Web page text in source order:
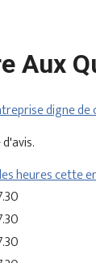
Aux
digne de
heures cette